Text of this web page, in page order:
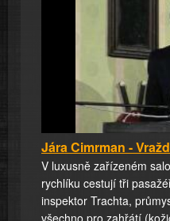
Jára Cimrman -
V luxusně zařízeném
rychlíku cestují tři
inspektor Trachta,
všechno pro zahřátí